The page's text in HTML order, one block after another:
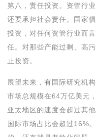
第八，责任投资。资管行
还要承担社会责任。国家
投资，对任何资管行业而
任。对那些产能过剩、高
止投资。
展望未来，有国际研究机
市场总规模在64万亿美元
亚太地区的速度会超过其
国际市场占比会超过16%